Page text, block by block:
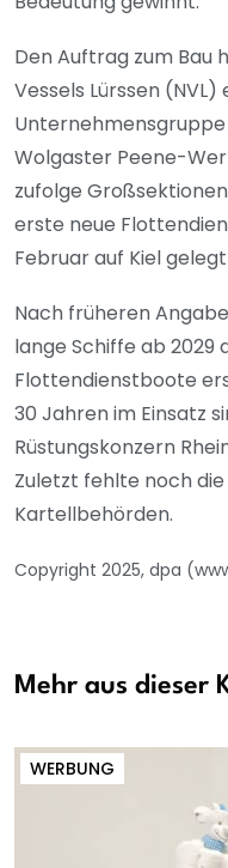
Den Auftrag zum Bau
Vessels Lürssen
Wolgaster Peene-
zufolge
erste neue
Februar auf Kiel
Nach früheren
lange Schiffe ab 2029
Flottendienstboote
30 Jahren im Einsatz
Rüstungskonzern
Zuletzt fehlte noch
Kartellbehörden.
Copyright 2025, dpa
Mehr aus dieser
WERBUNG